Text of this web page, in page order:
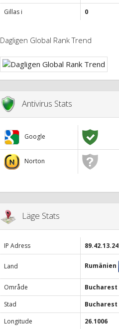
Gillas i
0
Dagligen Global Rank Trend
Antivirus Stats
Google
Norton
Läge Stats
IP Adress 89.42.13.24
Land Rumänien
Område
Bucharest
Stad
Bucharest
Longitude
26.1006